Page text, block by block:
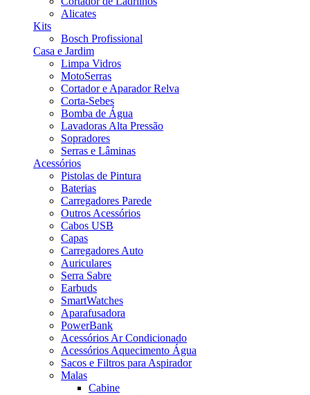
Alicates
Kits
Bosch Profissional
Casa e Jardim
Limpa Vidros
MotoSerras
Cortador e Aparador Relva
Corta-Sebes
Bomba de Água
Lavadoras Alta Pressão
Sopradores
Serras e Lâminas
Acessórios
Pistolas de Pintura
Baterias
Carregadores Parede
Outros Acessórios
Cabos USB
Capas
Carregadores Auto
Auriculares
Serra Sabre
Earbuds
SmartWatches
Aparafusadora
PowerBank
Acessórios Ar Condicionado
Acessórios Aquecimento Água
Sacos e Filtros para Aspirador
Malas
Cabine